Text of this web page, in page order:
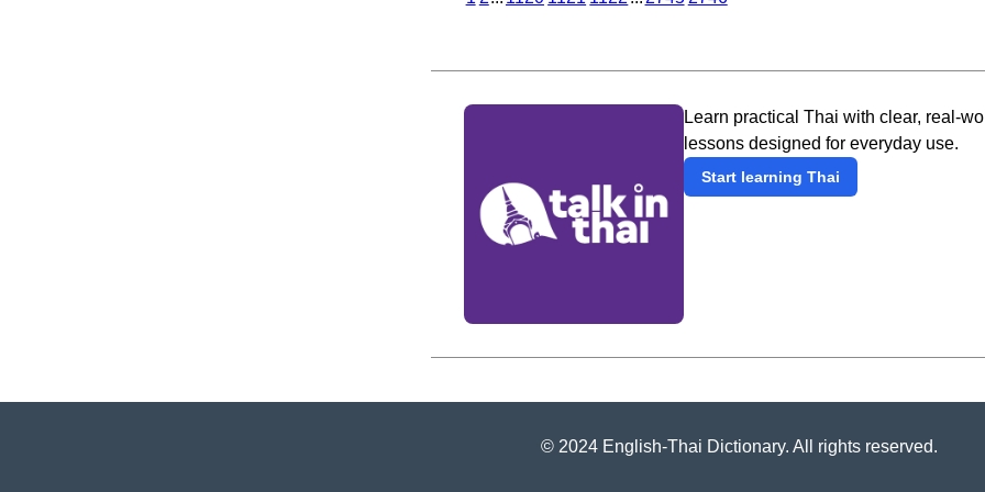
Learn practical Thai with clear, real-
lessons designed for everyday use.
Start learning Thai
© 2024 English-Thai Dictionary. All rights reserved.